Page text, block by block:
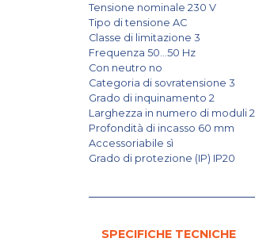
Tensione nominale 230 V
Tipo di tensione AC
Classe di limitazione 3
Frequenza 50...50 Hz
Con neutro no
Categoria di sovratensione 3
Grado di inquinamento 2
Larghezza in numero di moduli 2
Profondità di incasso 60 mm
Accessoriabile sì
Grado di protezione (IP) IP20
SPECIFICHE TECNICHE